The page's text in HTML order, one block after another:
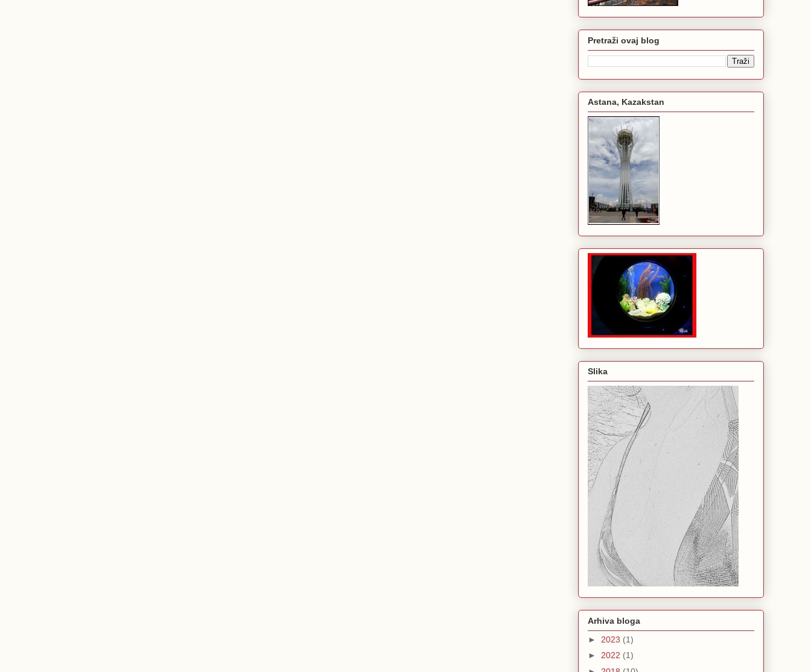
Pretraži ovaj blog
Astana, Kazakstan
Slika
Arhiva bloga
► 2023 (1)
► 2022 (1)